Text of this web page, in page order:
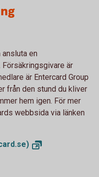
en
är
är Entercard Group
från den stund du kliver
hem igen. För mer
webbsida via länken